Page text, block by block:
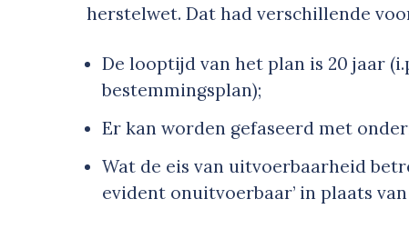
herstelwet. Dat had verschillende
De looptijd van het plan is 20 jaar
bestemmingsplan);
Er kan worden gefaseerd met
Wat de eis van uitvoerbaarheid
evident onuitvoerbaar’ in plaats van